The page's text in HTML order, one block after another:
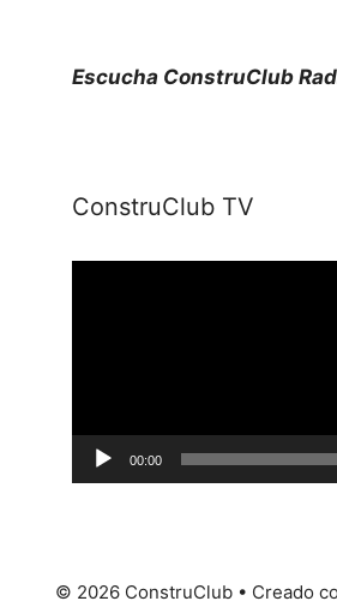
Escucha ConstruClub
ConstruClub TV
00:00
© 2026 ConstruClub• Creado